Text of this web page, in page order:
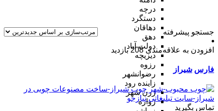
درچه
دستگرد
دهاقان
دهق
دولت آباد
دیزیچه
رزوه
رضوانشهر
زاینده رود
زرن شهر
زواره
جستجو پیشرفته
افزودن به علاقه‌مندی 208 بازدید
فارس شیراز
تماس بگیرید